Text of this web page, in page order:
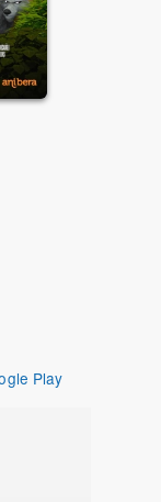
Play